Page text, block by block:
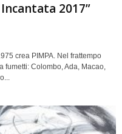
2017”
crea PIMPA. Nel frattempo
fumetti: Colombo, Ada, Macao,